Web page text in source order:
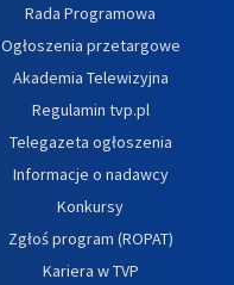
Rada Programowa
Ogłoszenia przetargowe
Akademia Telewizyjna
Regulamin tvp.pl
Telegazeta ogłoszenia
Informacje o nadawcy
Konkursy
Zgłoś program (ROPAT)
Kariera w TVP